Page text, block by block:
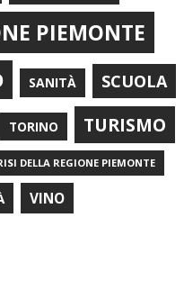
PIEMONTE
SANITÀ SCUOLA
TORINO TURISMO
DELLA REGIONE PIEMONTE
VINO